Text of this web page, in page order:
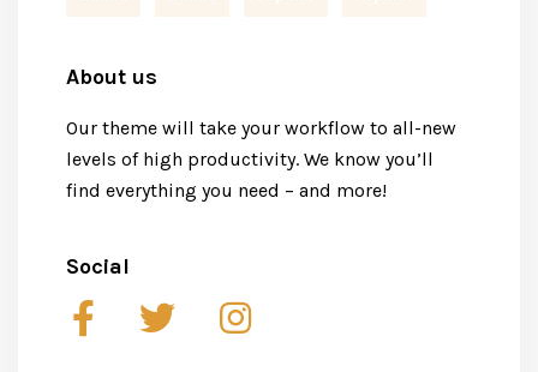
About us
Our theme will take your workflow to all-new
levels of high productivity. We know you’ll
find everything you need – and more!
Social